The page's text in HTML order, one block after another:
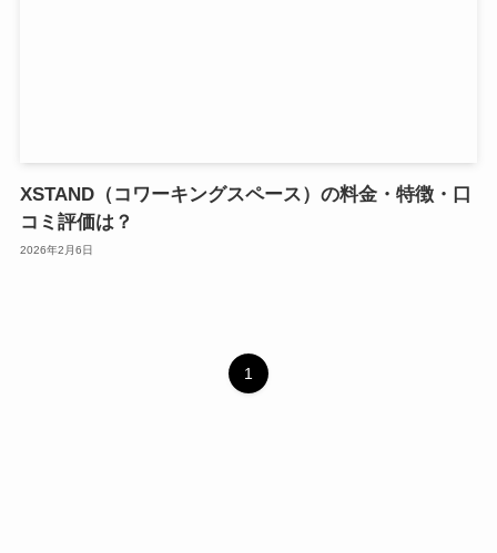
XSTAND（コワーキングスペース）の料金・特徴・口
コミ評価は？
2026年2月6日
1